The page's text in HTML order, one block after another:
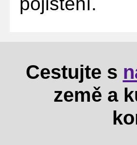
Cestujte s
země a